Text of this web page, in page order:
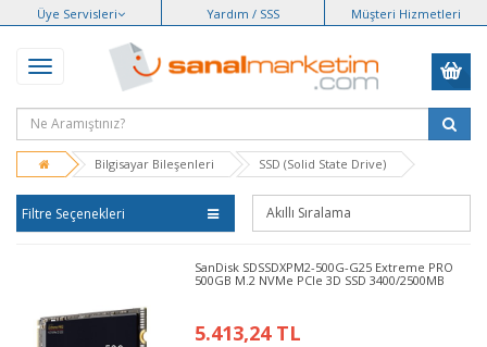
Üye Servisleri Yardım / SSS Müşteri Hizmetleri
Bilgisayar Bileşenleri SSD (Solid State Drive)
Filtre Seçenekleri
SanDisk SDSSDXPM2-500G-G25 Extreme PRO
500GB M.2 NVMe PCIe 3D SSD 3400/2500MB
5.413,24 TL